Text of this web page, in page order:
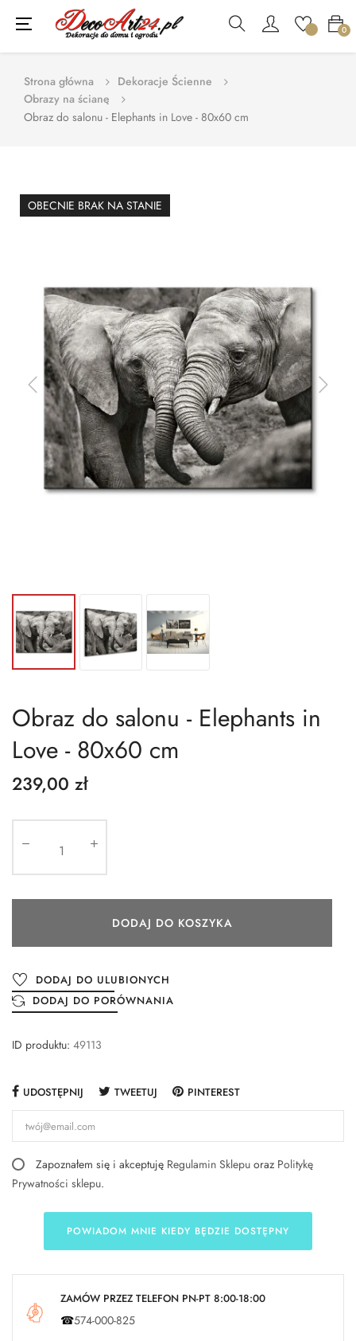
0
Toggle
navigation
☰
Strona główna
Dekoracje Ścienne
Obrazy na ścianę
Obraz do salonu - Elephants in Love - 80x60 cm
OBECNIE BRAK NA STANIE
Obraz do salonu - Elephants in
Love - 80x60 cm
239,00 zł
DODAJ DO KOSZYKA
DODAJ DO ULUBIONYCH
DODAJ DO PORÓWNANIA
ID produktu: 49113
UDOSTĘPNIJ TWEETUJ PINTEREST
Zapoznałem się i akceptuję Regulamin Sklepu oraz Politykę
Prywatności sklepu.
POWIADOM MNIE KIEDY BĘDZIE DOSTĘPNY
ZAMÓW PRZEZ TELEFON PN-PT 8:00-18:00
☎574-000-825